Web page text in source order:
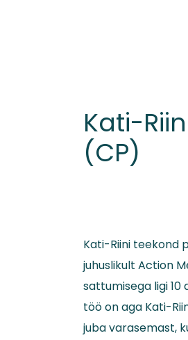
Kati-
(CP)
Kati-Riini teekond
juhuslikult Action
sattumisega ligi
töö on aga Kati-
juba varasemast,